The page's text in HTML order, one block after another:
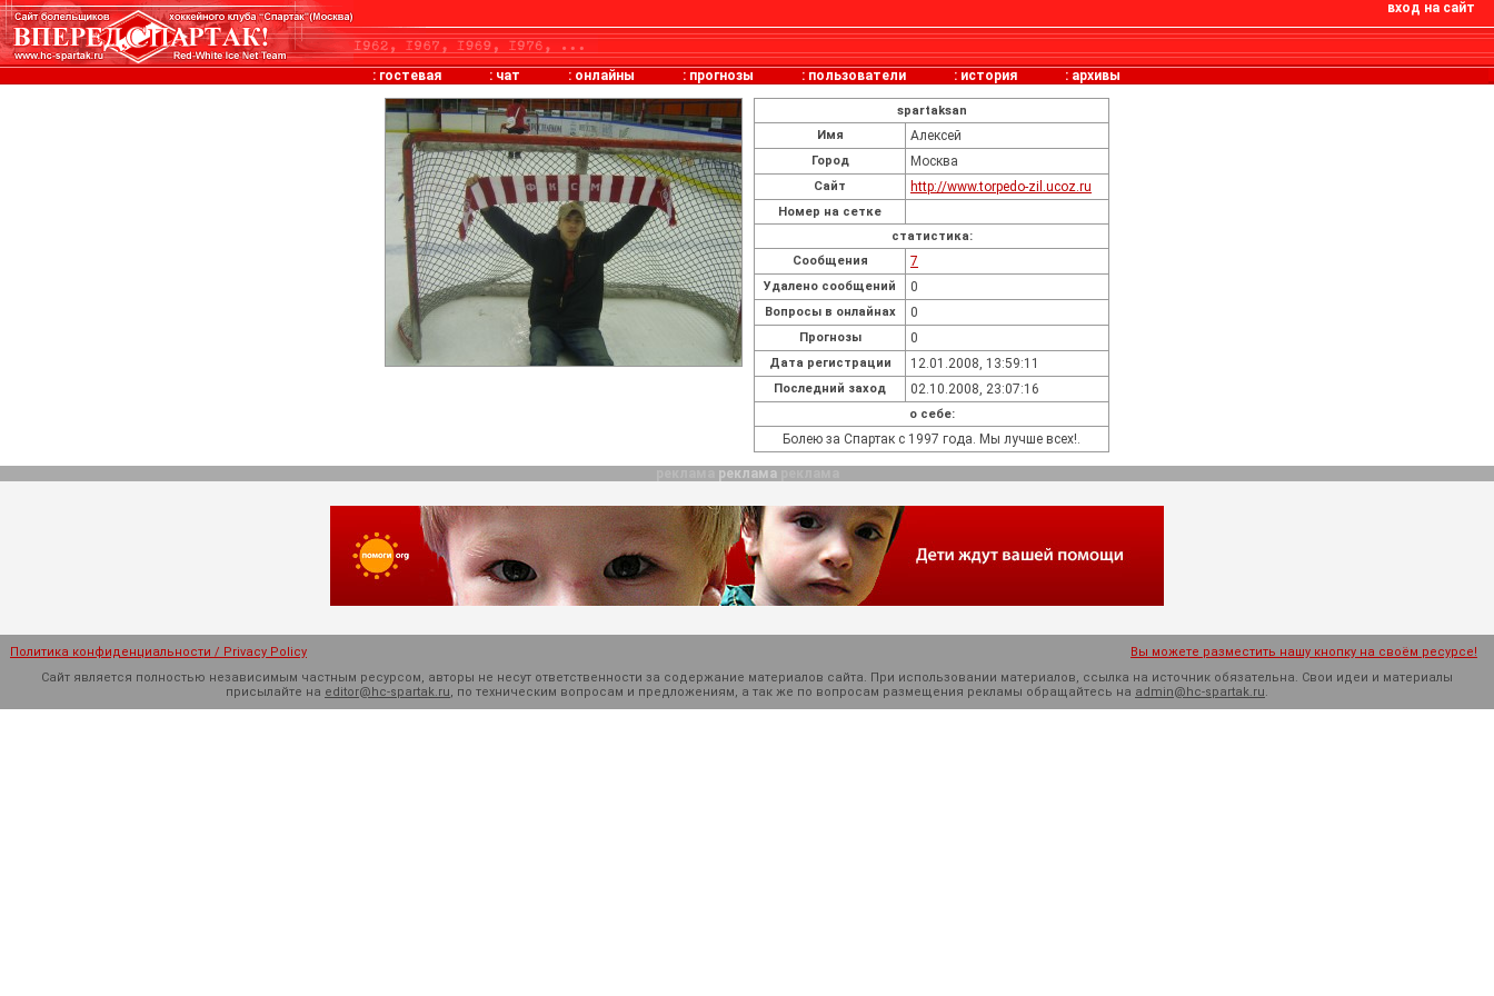
вход на сайт
: гостевая : чат : онлайны : прогнозы : пользователи : история : архивы
spartaksan
Имя
Алексей
Город Москва
Сайт http://www.torpedo-zil.ucoz.ru
Номер на сетке
статистика:
Cообщения
7
Удалено сообщений 0
Вопросы в онлайнах 0
Прогнозы 0
Дата регистрации 12.01.2008, 13:59:11
Последний заход 02.10.2008, 23:07:16
о себе:
Болею за Спартак с 1997 года. Мы лучше всех!.
реклама
Политика конфиденциальности / Privacy Policy
Вы можете разместить нашу кнопку на своём ресурсе!
Сайт является полностью независимым частным ресурсом, авторы не несут ответственности за содержание материалов сайта. При использовании материалов, ссылка на источник обязательна. Cвои идеи и материалы
присылайте на editor@hc-spartak.ru, по техническим вопросам и предложениям, а так же по вопросам размещения рекламы обращайтесь на admin@hc-spartak.ru.